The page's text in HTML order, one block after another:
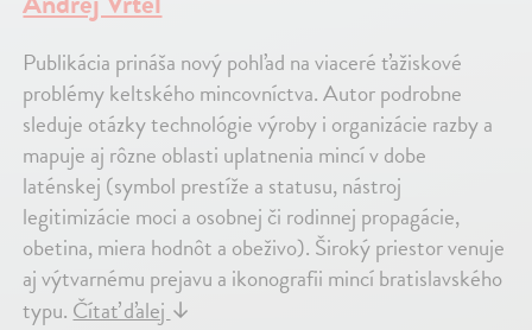
Publikácia prináša nový pohľad na viaceré ťažiskové
problémy keltského mincovníctva. Autor podrobne
sleduje otázky technológie výroby i organizácie razby a
mapuje aj rôzne oblasti uplatnenia mincí v dobe
laténskej (symbol prestíže a statusu, nástroj
legitimizácie moci a osobnej či rodinnej propagácie,
obetina, miera hodnôt a obeživo). Široký priestor venuje
aj výtvarnému prejavu a ikonografii mincí bratislavského
typu.Čítať ďalej↓